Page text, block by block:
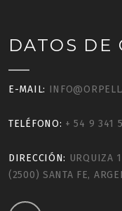
DATOS DE
E-MAIL:
TELÉFONO: + 54 9 341
DIRECCIÓN: URQUIZA
(2500) SANTA FE,